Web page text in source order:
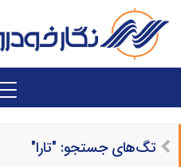
تگ‌های جستجو: "تارا"